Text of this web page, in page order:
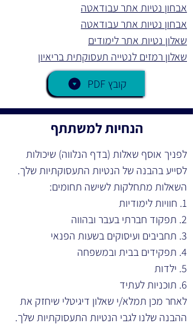
אבחון נטיות אתר עבודאטה
אבחון נטיות אתר עבודאטה
שאלון נטיות אתר לימודים
שאלון רמזים לנטייה תעסוקתית בריאיון
PDF קובץ
הנחיות למשתתף
לפניך אוסף שאלות (בדף הנלווה) שיכולות
לסייע בהבנה של הנטיות התעסוקתיות שלך.
השאלות מתחלקות לשישה תחומים:
1. חוויות לימודיות
2. תפקוד חברתי בעבר ובהווה
3. תחביבים ועיסוקים בשעות הפנאי
4. תפקידים בבית ובמשפחה
5. ילדות
6. תוכניות לעתיד
לאחר מכן תמלא/י שאלון דיגיטלי שיחזק את
ההבנה שלנו לגבי הנטיות התעסוקתיות שלך.